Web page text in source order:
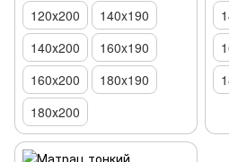
120х200
140x190
140х200
160x190
160x200
180x190
180х200